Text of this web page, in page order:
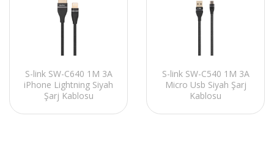
S-link SW-C640 1M 3A
iPhone Lightning Siyah
Şarj Kablosu
S-link SW-C540 1M 3A
Micro Usb Siyah Şarj
Kablosu